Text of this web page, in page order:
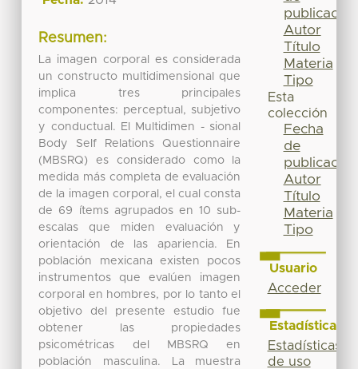
Resumen:
La imagen corporal es considerada
un constructo multidimensional que
implica tres principales
componentes: perceptual, subjetivo
y conductual. El Multidimen - sional
Body Self Relations Questionnaire
(MBSRQ) es considerado como la
medida más completa de evaluación
de la imagen corporal, el cual consta
de 69 ítems agrupados en 10 sub-
escalas que miden evaluación y
orientación de las apariencia. En
población mexicana existen pocos
instrumentos que evalúen imagen
corporal en hombres, por lo tanto el
objetivo del presente estudio fue
obtener las propiedades
psicométricas del MBSRQ en
población masculina. La muestra
publicación
Autor
Título
Materia
Tipo
Esta
colección
Fecha
de
publicación
Autor
Título
Materia
Tipo
Usuario
Acceder
Estadísticas
Estadísticas
de uso